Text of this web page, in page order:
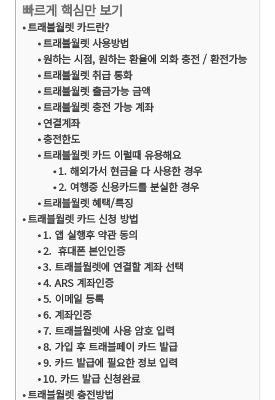
빠르게 핵심만 보기
트래블월렛 카드란?
트래블월렛 사용방법
원하는 시점, 원하는 환율에 외화 충전 / 환전가능
트래블월렛 취급 통화
트래블월렛 출금가능 금액
트래블월렛 충전 가능 계좌
연결계좌
충전한도
트래블월렛 카드 이럴때 유용해요
1. 해외가서 현금을 다 사용한 경우
2. 여행중 신용카드를 분실한 경우
트래블월렛 혜택/특징
트래블월렛 카드 신청 방법
1. 앱 실행후 약관 동의
2. 휴대폰 본인인증
3. 트래블월렛에 연결할 계좌 선택
4. ARS 계좌인증
5. 이메일 등록
6. 계좌인증
7. 트래블월렛에 사용 암호 입력
8. 가입 후 트래블페이 카드 발급
9. 카드 발급에 필요한 정보 입력
10. 카드 발급 신청완료
트래블월렛 충전방법